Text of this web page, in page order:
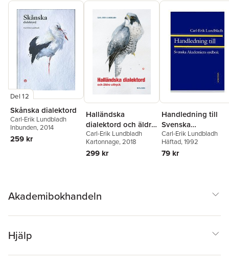
Del 12
Skånska dialektord
Carl-Erik Lundbladh
Inbunden, 2014
259 kr
Halländska
dialektord och äldre
uttryck
Carl-Erik Lundbladh
Kartonnage, 2018
299 kr
Handledning till
Svenska
akademiens
Carl-Erik Lundbladh
Häftad, 1992
79 kr
Akademibokhandeln
Hjälp